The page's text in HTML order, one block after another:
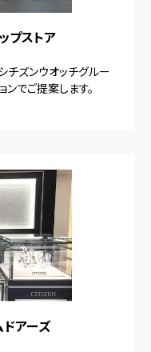
プストア
チズンウオッチグルー
でご提案します。
アーズ